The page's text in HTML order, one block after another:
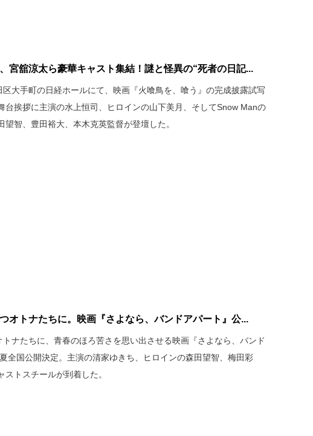
宮舘涼太ら豪華キャスト集結！謎と怪異の“死者の日記...
大手町の日経ホールにて、映画『火喰鳥を、喰う』の完成披露試写
台挨拶に主演の水上恒司、ヒロインの山下美月、そしてSnow Manの
望智、豊田裕大、本木克英監督が登壇した。
オトナたちに。映画『さよなら、バンドアパート』公...
トナたちに、青春のほろ苦さを思い出させる映画『さよなら、バンド
全国公開決定。主演の清家ゆきち、ヒロインの森田望智、梅田彩
トスチールが到着した。